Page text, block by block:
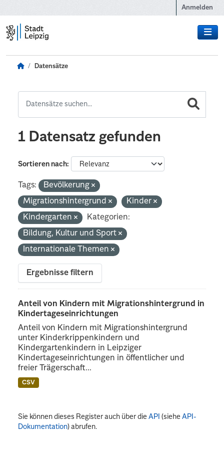
Anmelden
Datensätze
1 Datensatz gefunden
Sortieren nach
Tags:
Bevölkerung
Migrationshintergrund
Kinder
Kindergarten
Kategorien:
Bildung, Kultur und Sport
Internationale Themen
Ergebnisse filtern
Anteil von Kindern mit Migrationshintergrund in
Kindertageseinrichtungen
Anteil von Kindern mit Migrationshintergrund
unter Kinderkrippenkindern und
Kindergartenkindern in Leipziger
Kindertageseinrichtungen in öffentlicher und
freier Trägerschaft...
CSV
Sie können dieses Register auch über dieAPI (sieheAPI-
Dokumentation) abrufen.